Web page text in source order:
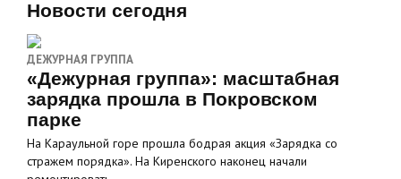
Новости сегодня
ДЕЖУРНАЯ ГРУППА
«Дежурная группа»: масштабная
зарядка прошла в Покровском
парке
На Караульной горе прошла бодрая акция «Зарядка со
стражем порядка». На Киренского наконец начали